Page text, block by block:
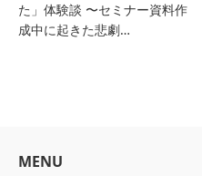
た」体験談 〜セミナー資料作
成中に起きた悲劇…
MENU